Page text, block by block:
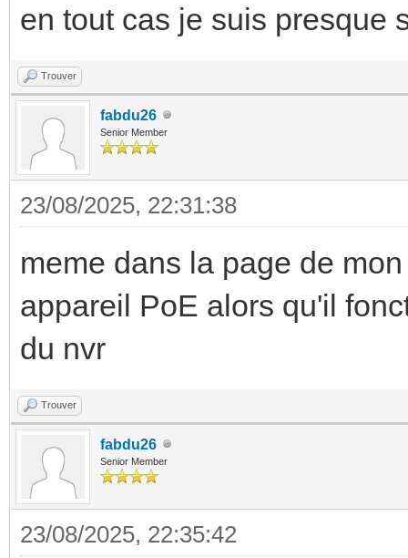
en tout cas je suis presque
Trouver
fabdu26
Senior Member
23/08/2025, 22:31:38
meme dans la page de
appareil PoE alors qu'il
du nvr
Trouver
fabdu26
Senior Member
23/08/2025, 22:35:42